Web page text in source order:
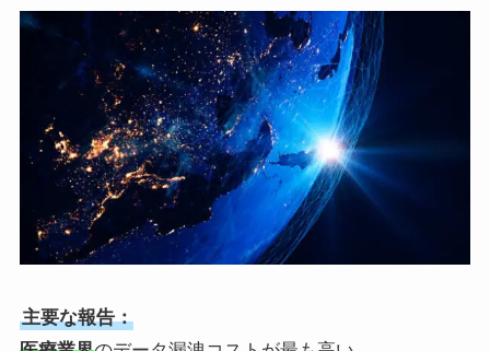
主要な報告：